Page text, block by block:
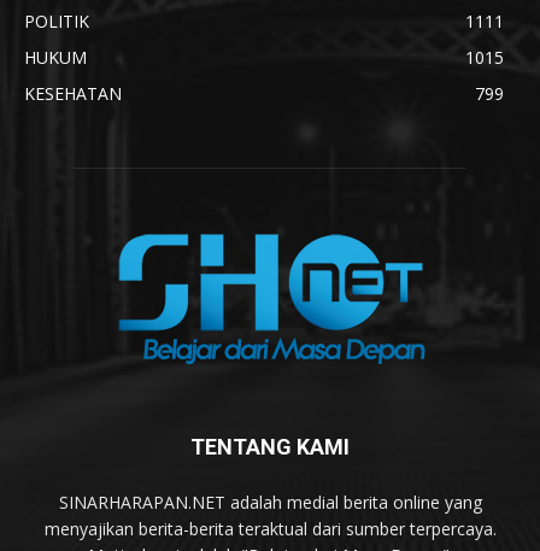
POLITIK
1111
HUKUM
1015
KESEHATAN
799
TENTANG KAMI
SINARHARAPAN.NET adalah medial berita online yang
menyajikan berita-berita teraktual dari sumber terpercaya.